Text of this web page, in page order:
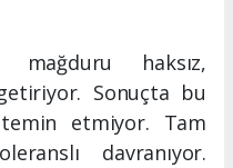
haksız,
getiriyor. Sonuçta bu
etmiyor. Tam
davranıyor.